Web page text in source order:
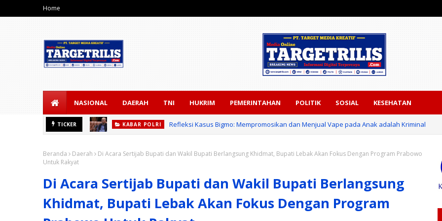
Home
NASIONAL DAERAH TNI HUKRIM PEMERINTAHAN POLITIK SOSIAL KESEHATAN
TICKER KABAR POLRI Refleksi Kasus Bigmo: Mempromosikan dan Menjual Vape pada Anak adalah Kriminal
Beranda Daerah
Di Acara Sertijab Bupati dan Wakil Bupati Berlangsung Khidmat, Bupati Lebak Akan Fokus Dengan Program Prabowo
Untuk Rakyat
Di Acara Sertijab Bupati dan Wakil Bupati Berlangsung
Khidmat, Bupati Lebak Akan Fokus Dengan Program